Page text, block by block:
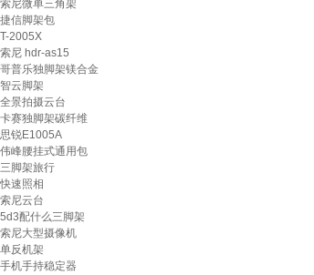
索尼微单三角架
捷信脚架包
T-2005X
索尼 hdr-as15
哥普乐独脚架镁合金
智云脚架
全景拍摄云台
卡赛独脚架碳纤维
思锐E1005A
伟峰腰挂式通用包
三脚架旅行
快速照相
索尼云台
5d3配什么三脚架
索尼大型摄像机
单反机架
手机手持稳定器